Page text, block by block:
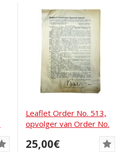
Leaflet Order No. 513,
opvolger van Order No.
25,00€